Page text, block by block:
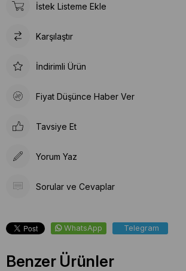
İstek Listeme Ekle
Karşılaştır
İndirimli Ürün
Fiyat Düşünce Haber Ver
Tavsiye Et
Yorum Yaz
Sorular ve Cevaplar
WhatsApp Telegram
Benzer Ürünler